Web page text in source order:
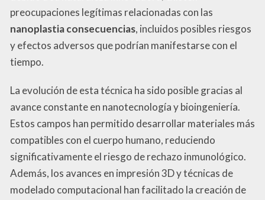
preocupaciones legítimas relacionadas con las
nanoplastia consecuencias, incluidos posibles riesgos
y efectos adversos que podrían manifestarse con el
tiempo.
La evolución de esta técnica ha sido posible gracias al
avance constante en nanotecnología y bioingeniería.
Estos campos han permitido desarrollar materiales más
compatibles con el cuerpo humano, reduciendo
significativamente el riesgo de rechazo inmunológico.
Además, los avances en impresión 3D y técnicas de
modelado computacional han facilitado la creación de